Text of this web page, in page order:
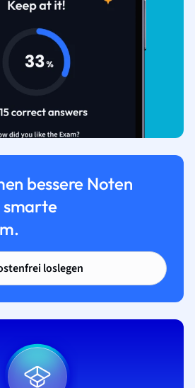
bessere Noten
smarte
loslegen